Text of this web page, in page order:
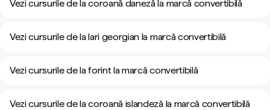
Vezi cursurile de la coroană daneză la marcă convertibilă
Vezi cursurile de la lari georgian la marcă convertibilă
Vezi cursurile de la forint la marcă convertibilă
Vezi cursurile de la coroană islandeză la marcă convertibilă